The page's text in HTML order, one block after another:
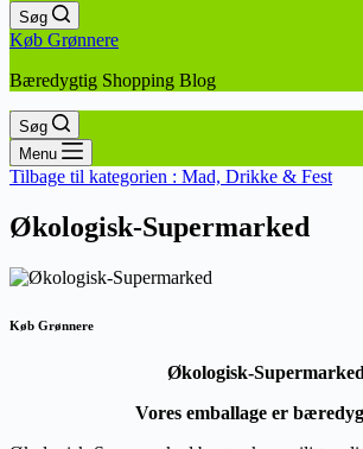
Søg
Køb Grønnere
Bæredygtig Shopping Blog
Søg
Menu
Tilbage til kategorien : Mad, Drikke & Fest
Økologisk-Supermarked
Køb Grønnere
Økologisk-Supermarked
Vores emballage er